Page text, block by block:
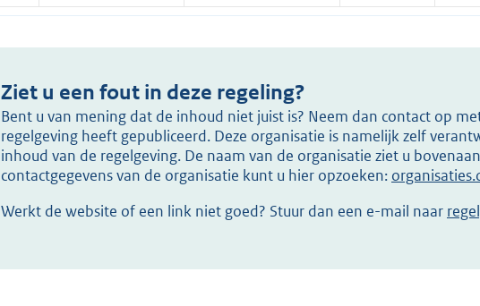
Ziet u een fout in deze regeling?
Bent u van mening dat de inhoud niet juist is? Neem dan contact op
regelgeving heeft gepubliceerd. Deze organisatie is namelijk zelf
inhoud van de regelgeving. De naam van de organisatie ziet u
contactgegevens van de organisatie kunt u hier opzoeken:
Werkt de website of een link niet goed? Stuur dan een e-mail naar